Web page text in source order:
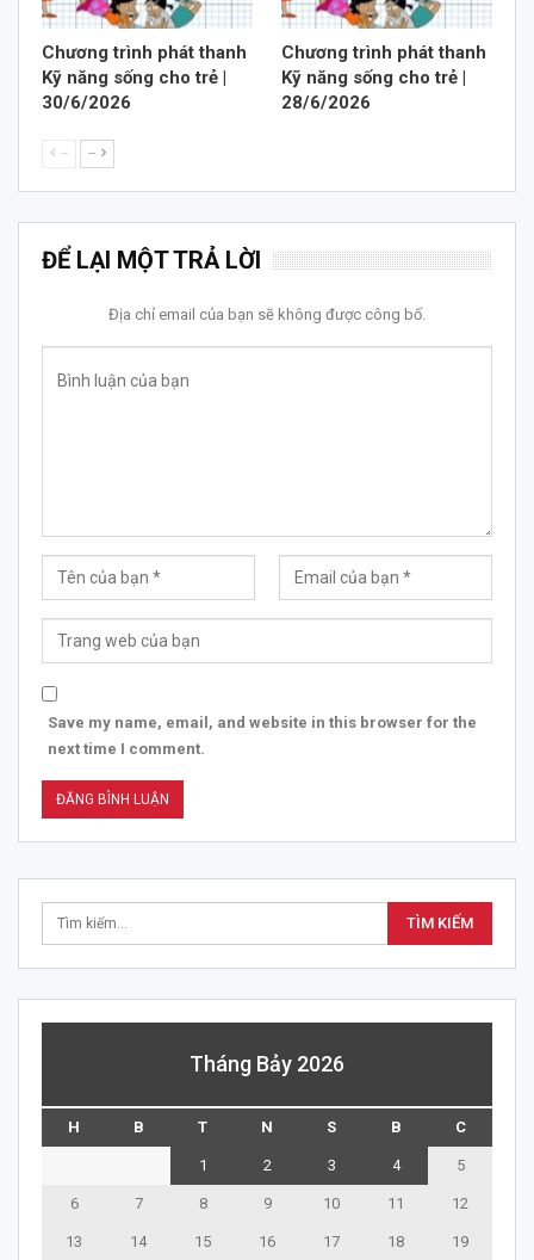
Chương trình phát thanh
Kỹ năng sống cho trẻ |
30/6/2026
Chương trình phát thanh
Kỹ năng sống cho trẻ |
28/6/2026
-- --
ĐỂ LẠI MỘT TRẢ LỜI
Địa chỉ email của bạn sẽ không được công bố.
Save my name, email, and website in this browser for the
next time I comment.
Tháng Bảy 2026
H B T N S B C
1 2 3 4 5
6 7 8 9 10 11 12
13 14 15 16 17 18 19